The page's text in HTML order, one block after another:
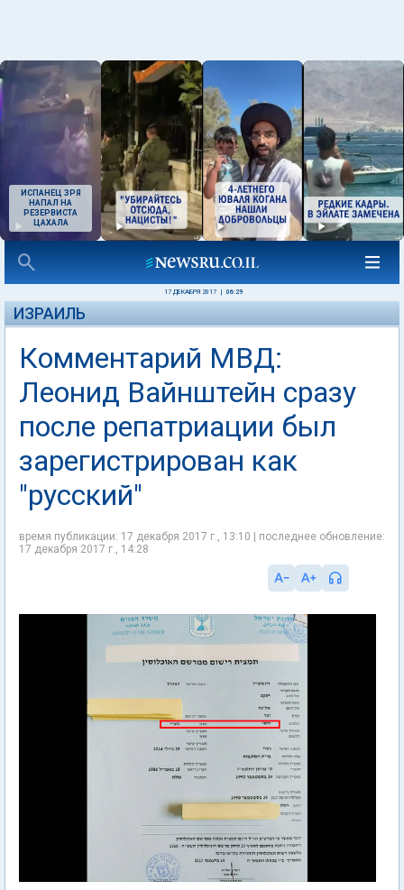
ИСПАНЕЦ ЗРЯ
НАПАЛ НА
РЕЗЕРВИСТА
ЦАХАЛА
17 ДЕКАБРЯ 2017 06:29
ИЗРАИЛЬ
Комментарий МВД:
Леонид Вайнштейн сразу
после репатриации был
зарегистрирован как
"русский"
время публикации: 17 декабря 2017 г., 13:10 | последнее обновление:
17 декабря 2017 г., 14:28